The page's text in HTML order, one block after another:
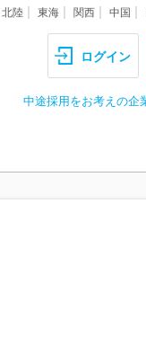
北陸 東海 関西 中国
ログイン
中途採用をお考えの企